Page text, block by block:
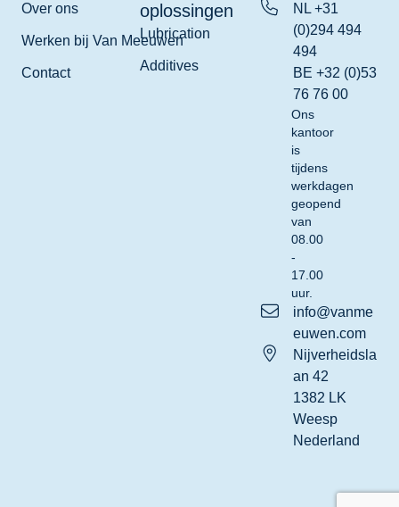
Over ons
Werken bij Van Meeuwen
Contact
oplossingen
Lubrication
Additives
NL +31
(0)294 494
494
BE +32 (0)53
76 76 00
Ons
kantoor
is
tijdens
werkdagen
geopend
van
08.00
-
17.00
uur.
info@vanme
euwen.com
Nijverheidsla
an 42
1382 LK
Weesp
Nederland